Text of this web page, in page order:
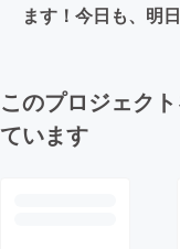
ます！今日も、明
このプロジェク
ています